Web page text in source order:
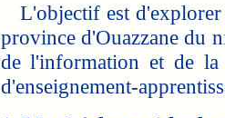
L'objectif est d'explorer
province d'Ouazzane du
de l'information et de la
d'enseignement-